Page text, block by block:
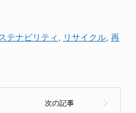
テナビリティ リサイクル, 再